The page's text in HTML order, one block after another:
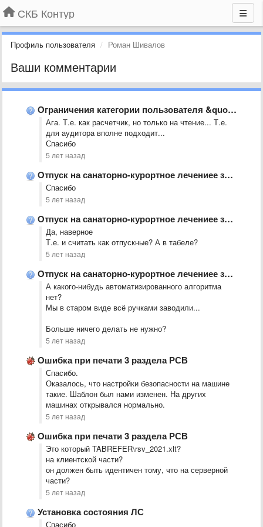
СКБ Контур
Профиль пользователя Роман Шивалов
Ваши комментарии
Ограничения категории пользователя &quot;Справки&quot;
Ага. Т.е. как расчетчик, но только на чтение... Т.е.
для аудитора вполне подходит...
Спасибо
5 лет назад
Отпуск на санаторно-курортное лечениее за счет ФСС
Спасибо
5 лет назад
Отпуск на санаторно-курортное лечениее за счет ФСС
Да, наверное
Т.е. и считать как отпускные? А в табеле?
5 лет назад
Отпуск на санаторно-курортное лечениее за счет ФСС
А какого-нибудь автоматизированного алгоритма
нет?
Мы в старом виде всё ручками заводили...
Больше ничего делать не нужно?
5 лет назад
Ошибка при печати 3 раздела РСВ
Спасибо.
Оказалось, что настройки безопасности на машине
такие. Шаблон был нами изменен. На других
машинах открывался нормально.
5 лет назад
Ошибка при печати 3 раздела РСВ
Это который TABREFER\rsv_2021.xlt?
на клиентской части?
он должен быть идентичен тому, что на серверной
части?
5 лет назад
Установка состояния ЛС
Спасибо